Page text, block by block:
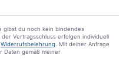
gibst du noch kein bindendes
Vertragsschluss erfolgen individuell
Widerrufsbelehrung . Mit deiner Anfrage
Daten gemäß meiner